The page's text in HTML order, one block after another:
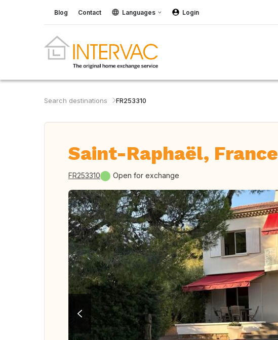
Blog Contact Languages Login
Search destinations FR253310
Saint-Raphaël, France
FR253310 Open for exchange